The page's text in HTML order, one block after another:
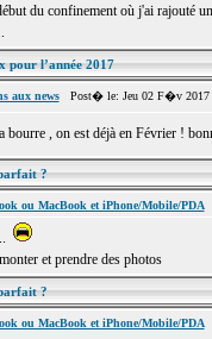
du confinement où j'ai rajouté
l’année 2017
aux newsPost� le: Jeu 02 F�v
bourre , on est déjà en Février !
?
ou MacBook et iPhone/Mobile/PDA
et prendre des photos
?
ou MacBook et iPhone/Mobile/PDA